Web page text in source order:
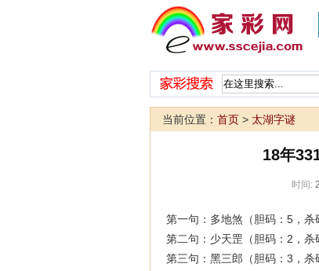
当前位置： 首页 > 太湖字谜
18年
时间:
第一句：多地煞（胆码：5，杀
第二句：少天罡（胆码：2，杀
第三句：黑三郎（胆码：3，杀